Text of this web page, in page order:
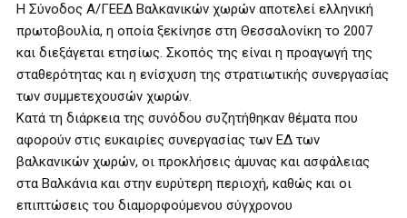
Η Σύνοδος Α/ΓΕΕΔ Βαλκανικών χωρών αποτελεί ελληνική
πρωτοβουλία, η οποία ξεκίνησε στη Θεσσαλονίκη το 2007
και διεξάγεται ετησίως. Σκοπός της είναι η προαγωγή της
σταθερότητας και η ενίσχυση της στρατιωτικής συνεργασίας
των συμμετεχουσών χωρών.
Κατά τη διάρκεια της συνόδου συζητήθηκαν θέματα που
αφορούν στις ευκαιρίες συνεργασίας των ΕΔ των
βαλκανικών χωρών, οι προκλήσεις άμυνας και ασφάλειας
στα Βαλκάνια και στην ευρύτερη περιοχή, καθώς και οι
επιπτώσεις του διαμορφούμενου σύγχρονου